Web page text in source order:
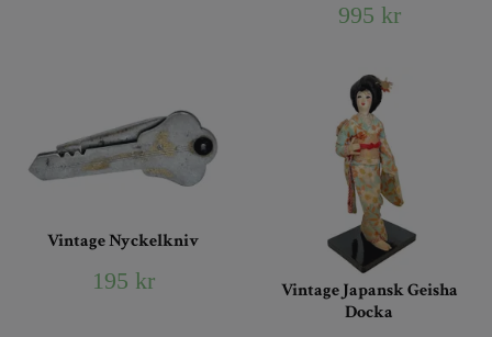
995 kr
Vintage Nyckelkniv
195 kr
Vintage Japansk Geisha
Docka